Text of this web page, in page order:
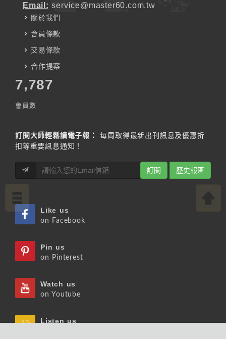
Email: service@master60.com.tw
關於我們
會員條款
交易條款
合作提案
7,787
會員數
訂閱大師輕鬆讀電子報：
每周取得最新出刊訊息及優惠折
扣等重要訊息通知！
訂閱 歷史報區
Like us
on Facebook
Pin us
on Pinterest
Watch us
on Youtube
Listen us